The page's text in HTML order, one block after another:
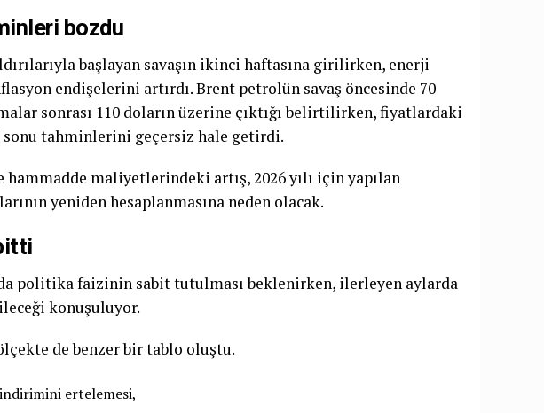
bozdu
başlayan savaşın ikinci haftasına girilirken, enerji
endişelerini artırdı. Brent petrolün savaş öncesinde 70
sonrası 110 doların üzerine çıktığı belirtilirken, fiyatlardaki
sonu tahminlerini geçersiz hale getirdi.
maliyetlerindeki artış, 2026 yılı için yapılan
yeniden hesaplanmasına neden olacak.
politika faizinin sabit tutulması beklenirken, ilerleyen aylarda
konuşuluyor.
de benzer bir tablo oluştu.
indirimini ertelemesi,